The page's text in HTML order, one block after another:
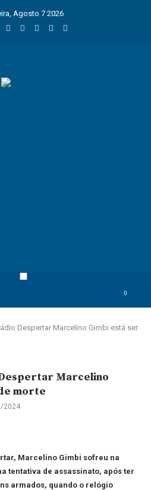
Agosto 7 2026
0
Despertar Marcelino Gimbi está ser
Marcelino
morte
2024
Marcelino Gimbi sofreu na
tentativa de assassinato, após ter
armados, quando o relógio